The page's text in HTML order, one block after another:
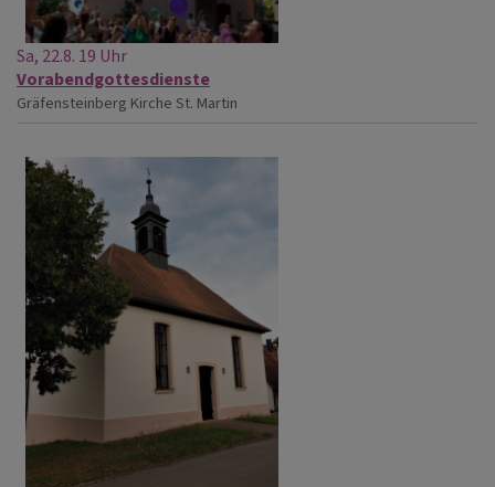
Sa, 22.8. 19 Uhr
Vorabendgottesdienste
Gräfensteinberg Kirche St. Martin